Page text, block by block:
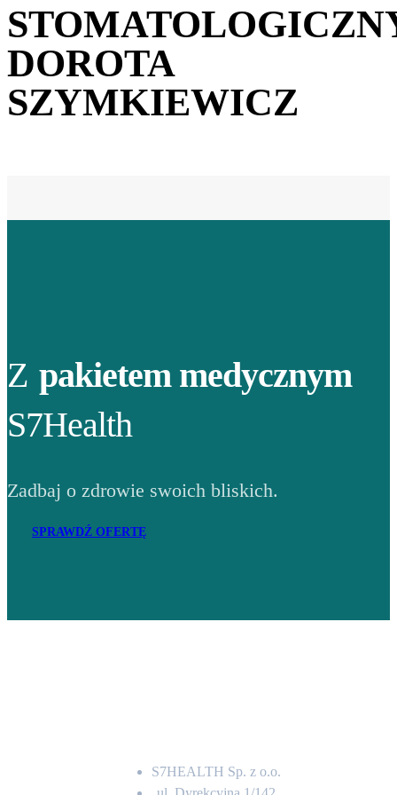
DOROTA
SZYMKIEWICZ
Z pakietem medycznym
S7Health
Zadbaj o zdrowie swoich bliskich.
SPRAWDŹ OFERTĘ
S7HEALTH Sp. z o.o.